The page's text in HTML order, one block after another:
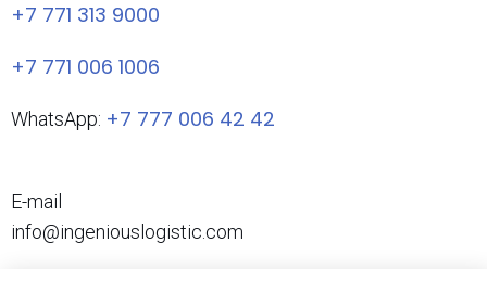
+7 771 313 9000
+7 771 006 1006
WhatsApp: +7 777 006 42 42
E-mail
info@ingeniouslogistic.com